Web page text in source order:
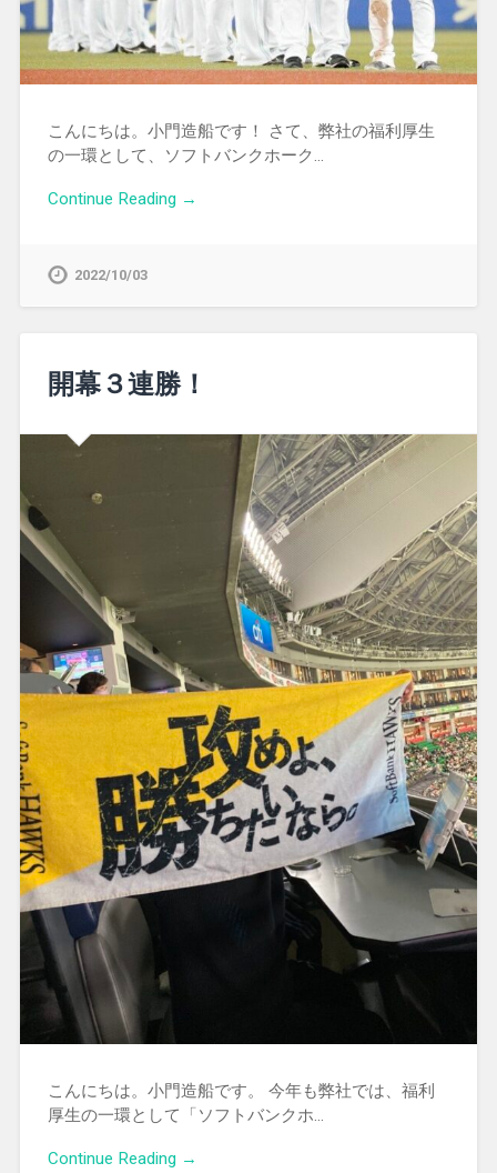
こんにちは。小門造船です！ さて、弊社の福利厚生
の一環として、ソフトバンクホーク…
Continue Reading →
2022/10/03
開幕３連勝！
こんにちは。小門造船です。 今年も弊社では、福利
厚生の一環として「ソフトバンクホ…
Continue Reading →